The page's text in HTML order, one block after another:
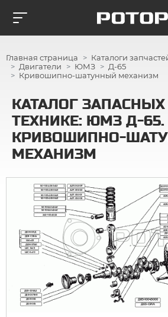
Главная страница
Каталоги
Двигатели
ЮМЗ
Д-65
Кривошипно-шатунный механизм
КАТАЛОГ ЗАПАСНЫХ
ТЕХНИКЕ: ЮМЗ Д-65.
КРИВОШИПНО-
МЕХАНИЗМ
ШС-8х13
50-1004060-А3
50-1004060-А3
50-1004060-А3
50-1004060-А3
А27.03.002
А27.03.001
А27.00.022
А27.00.007
Д03-037А1
ШС-6х10
Ш4х22
240-1004022
240-
240-
50-1004042-А1
50-1004042-А1
Д03-С91А
Д03-С08А
Д03-001Д
Д03-009А2
Д03-007М1
Д03-006
Д03-005
Д65-10045000